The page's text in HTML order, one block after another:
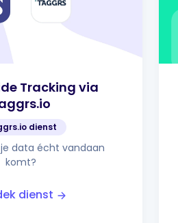
Tracking via
dienst
data écht vandaan
komt?
dienst